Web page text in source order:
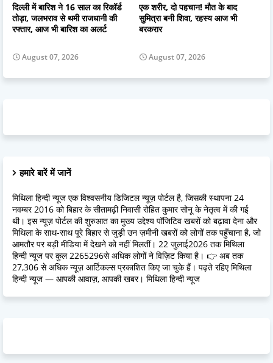
दिल्ली में बारिश ने 16 साल का रिकॉर्ड
तोड़ा, जलभराव से थमी राजधानी की
रफ्तार, आज भी बारिश का अलर्ट
August 07, 2026
एक शरीर, दो पहचान! मौत के बाद
सुमित्रा बनी शिवा, रहस्य आज भी
बरकरार
August 07, 2026
हमारे बारें में जानें
मिथिला हिन्दी न्यूज एक विश्वसनीय डिजिटल न्यूज़ पोर्टल है, जिसकी स्थापना 24
नवम्बर 2016 को बिहार के सीतामढ़ी निवासी रोहित कुमार सोनू के नेतृत्व में की गई
थी। इस न्यूज़ पोर्टल की शुरुआत का मुख्य उद्देश्य पॉजिटिव खबरों को बढ़ावा देना और
मिथिला के साथ-साथ पूरे बिहार से जुड़ी उन ज़मीनी खबरों को लोगों तक पहुँचाना है, जो
आमतौर पर बड़ी मीडिया में देखने को नहीं मिलतीं। 22 जुलाई2026 तक मिथिला
हिन्दी न्यूज पर कुल 2265296से अधिक लोगों ने विज़िट किया है। 👉 अब तक
27,306 से अधिक न्यूज़ आर्टिकल्स प्रकाशित किए जा चुके हैं। पढ़ते रहिए मिथिला
हिन्दी न्यूज — आपकी आवाज़, आपकी खबर। मिथिला हिन्दी न्यूज